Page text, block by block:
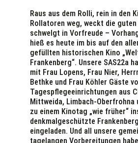
Raus aus dem Rolli, rein in den
Rollatoren weg, weckt die guten
schwelgt in Vorfreude –
hieß es heute im bis auf den
gefüllten historischen Kino
Frankenberg“. Unsere SAS22a
mit Frau Lopens, Frau Nier,
Bethke und Frau Köhler Gäste
Tagespflegeeinrichtungen aus
Mittweida, Limbach-Oberfrohna
zu einem Kinotag „wie früher“
denkmalgeschützte
eingeladen. Und all unsere
tagelangen Vorbereitungen